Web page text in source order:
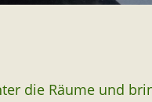
die Räume und